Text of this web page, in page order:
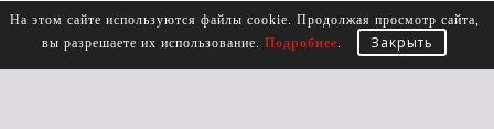
На этом сайте используются файлы cookie. Продолжая просмотр сайта,
вы разрешаете их использование. Подробнее. Закрыть